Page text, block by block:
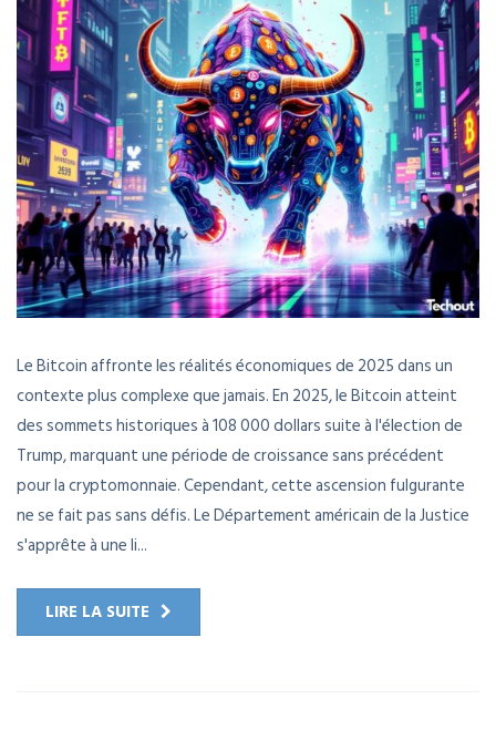
Le Bitcoin affronte les réalités économiques de 2025 dans un
contexte plus complexe que jamais. En 2025, le Bitcoin atteint
des sommets historiques à 108 000 dollars suite à l'élection de
Trump, marquant une période de croissance sans précédent
pour la cryptomonnaie. Cependant, cette ascension fulgurante
ne se fait pas sans défis. Le Département américain de la Justice
s'apprête à une li...
LIRE LA SUITE